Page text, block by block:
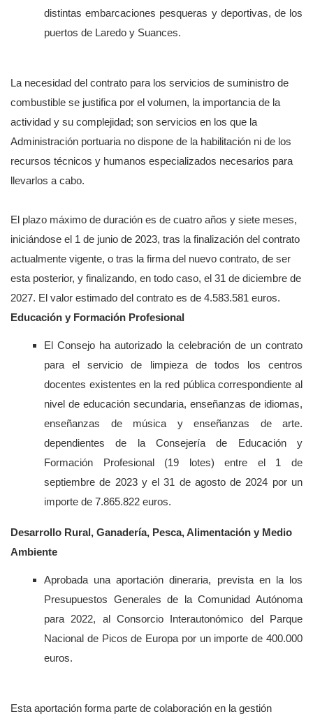
distintas embarcaciones pesqueras y deportivas, de los
puertos de Laredo y Suances.
La necesidad del contrato para los servicios de suministro de
combustible se justifica por el volumen, la importancia de la
actividad y su complejidad; son servicios en los que la
Administración portuaria no dispone de la habilitación ni de los
recursos técnicos y humanos especializados necesarios para
llevarlos a cabo.
El plazo máximo de duración es de cuatro años y siete meses,
iniciándose el 1 de junio de 2023, tras la finalización del contrato
actualmente vigente, o tras la firma del nuevo contrato, de ser
esta posterior, y finalizando, en todo caso, el 31 de diciembre de
2027. El valor estimado del contrato es de 4.583.581 euros.
Educación y Formación Profesional
El Consejo ha autorizado la celebración de un contrato
para el servicio de limpieza de todos los centros
docentes existentes en la red pública correspondiente al
nivel de educación secundaria, enseñanzas de idiomas,
enseñanzas de música y enseñanzas de arte.
dependientes de la Consejería de Educación y
Formación Profesional (19 lotes) entre el 1 de
septiembre de 2023 y el 31 de agosto de 2024 por un
importe de 7.865.822 euros.
Desarrollo Rural, Ganadería, Pesca, Alimentación y Medio
Ambiente
Aprobada una aportación dineraria, prevista en la los
Presupuestos Generales de la Comunidad Autónoma
para 2022, al Consorcio Interautonómico del Parque
Nacional de Picos de Europa por un importe de 400.000
euros.
Esta aportación forma parte de colaboración en la gestión